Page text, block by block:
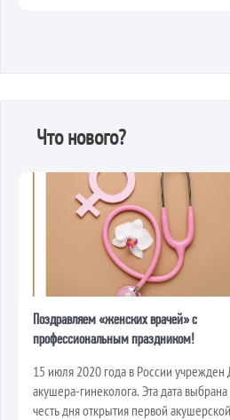
Что нового?
Поздравляем «женских врачей» с
профессиональным праздником!
15 июля 2020 года в России учрежден
акушера-гинеколога. Эта дата выбрана
честь дня открытия первой акушерской